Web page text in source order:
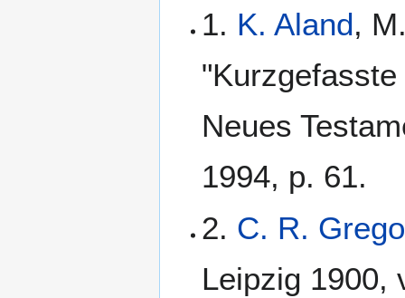
1. K. Aland,
Neues
1994, p. 61.
2. C. R.
Leipzig 1900,